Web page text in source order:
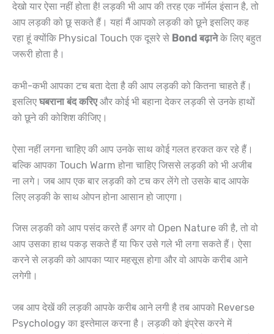
देखो यार ऐसा नहीं होता है! लड़की भी आप की तरह एक नॉर्मल इंसान है, तो
आप लड़की को छू सकते हैं। यहां मैं आपको लड़की को छूने इसलिए कह
रहा हूं क्योंकि Physical Touch एक दूसरे से Bond बढ़ानेके लिए बहुत
जरूरी होता है।
कभी-कभी आपका टच बता देता है की आप लड़की को कितना चाहते हैं।
इसलिए घबराना बंद करिएऔर कोई भी बहाना देकर लड़की से उनके हाथों
को छूने की कोशिश कीजिए।
ऐसा नहीं लगना चाहिए की आप उनके साथ कोई गलत हरकत कर रहे हैं।
बल्कि आपका Touch Warm होना चाहिए जिससे लड़की को भी अजीब
ना लगे। जब आप एक बार लड़की को टच कर लेंगे तो उसके बाद आपके
लिए लड़की के साथ ओपन होना आसान हो जाएगा।
जिस लड़की को आप पसंद करते हैं अगर वो Open Nature की है, तो वो
आप उसका हाथ पकड़ सकते हैं या फिर उसे गले भी लगा सकते हैं। ऐसा
करने से लड़की को आपका प्यार महसूस होगा और वो आपके करीब आने
लगेगी।
जब आप देखें की लड़की आपके करीब आने लगी है तब आपको Reverse
Psychology का इस्तेमाल करना है। लड़की को इंप्रेस करने में